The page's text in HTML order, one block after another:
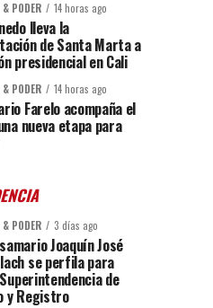
PODER 14 horas ago
lleva la
de Santa Marta a
presidencial en Cali
PODER 14 horas ago
Farelo acompaña el
nueva etapa para
PODER 3 días ago
Joaquín José
se perfila para
de
y Registro